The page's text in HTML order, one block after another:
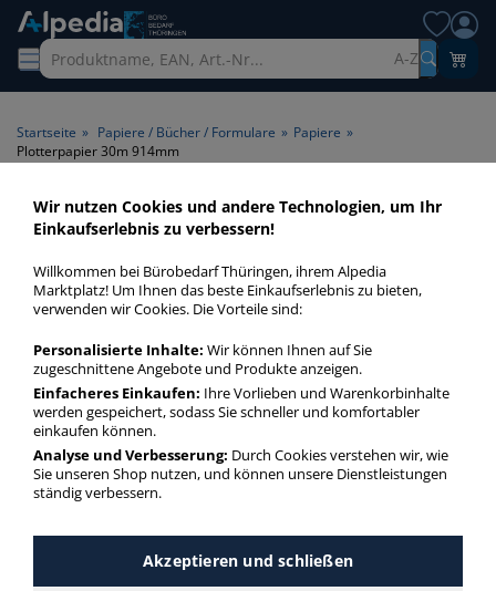
A-Z
Startseite » Papiere / Bücher / Formulare » Papiere »
Plotterpapier 30m 914mm
Plotterpapier 30m 914mm >
Rollenbreite 914mm >
Rollenlänge 30m
Plotterpapier 30m 914mm in bester Qualität zum günstigen
Preis. Finden Sie schnell Plotterpapier 30m 914mm mit
unserer Filter-Funktion.
Plotterpapier 30m 914mm
mehr Infos zur Kategorie
Häufig gesucht
Wir nutzen Cookies und andere Technologien, um Ihr
Einkaufserlebnis zu verbessern!
Willkommen bei Bürobedarf Thüringen, ihrem Alpedia
Marktplatz! Um Ihnen das beste Einkaufserlebnis zu bieten,
verwenden wir Cookies. Die Vorteile sind:
Personalisierte Inhalte: Wir können Ihnen auf Sie
zugeschnittene Angebote und Produkte anzeigen.
Einfacheres Einkaufen: Ihre Vorlieben und Warenkorbinhalte
werden gespeichert, sodass Sie schneller und komfortabler
einkaufen können.
Analyse und Verbesserung: Durch Cookies verstehen wir, wie
Sie unseren Shop nutzen, und können unsere Dienstleistungen
ständig verbessern.
Akzeptieren und schließen